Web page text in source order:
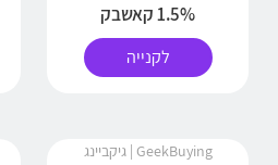
1.5% קאשבק
לקנייה
GeekBuying | גיקביינג